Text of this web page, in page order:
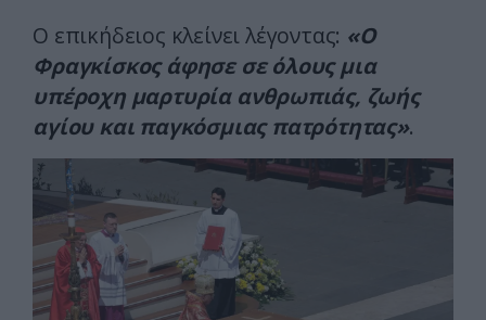
Ο επικήδειος κλείνει λέγοντας: «Ο
Φραγκίσκος άφησε σε όλους μια
υπέροχη μαρτυρία ανθρωπιάς, ζωής
αγίου και παγκόσμιας πατρότητας».